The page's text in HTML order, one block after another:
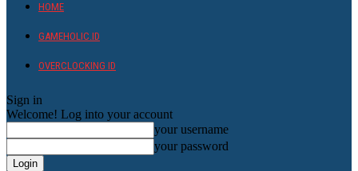
HOME
GAMEHOLIC.ID
OVERCLOCKING ID
Sign in
Welcome! Log into your account
your username
your password